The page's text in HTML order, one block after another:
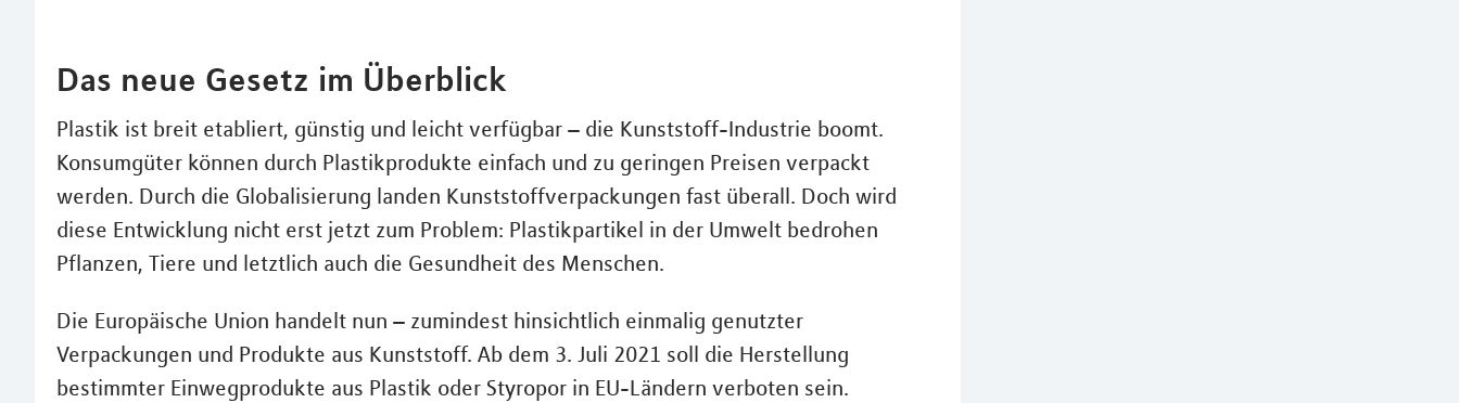
Das neue Gesetz im Überblick
Plastik ist breit etabliert, günstig und leicht verfügbar – die Kunststoff-Industrie boomt.
Konsumgüter können durch Plastikprodukte einfach und zu geringen Preisen verpackt
werden. Durch die Globalisierung landen Kunststoffverpackungen fast überall. Doch wird
diese Entwicklung nicht erst jetzt zum Problem: Plastikpartikel in der Umwelt bedrohen
Pflanzen, Tiere und letztlich auch die Gesundheit des Menschen.
Die Europäische Union handelt nun – zumindest hinsichtlich einmalig genutzter
Verpackungen und Produkte aus Kunststoff. Ab dem 3. Juli 2021 soll die Herstellung
bestimmter Einwegprodukte aus Plastik oder Styropor in EU-Ländern verboten sein.